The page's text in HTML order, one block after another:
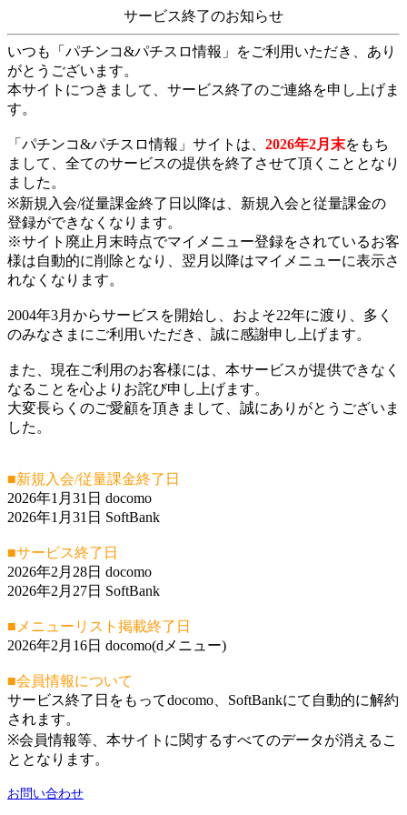
サービス終了のお知らせ
いつも「パチンコ&パチスロ情報」をご利用いただき、あり
がとうございます。
本サイトにつきまして、サービス終了のご連絡を申し上げま
す。
「パチンコ&パチスロ情報」サイトは、 2026年2月末をもち
まして、全てのサービスの提供を終了させて頂くこととなり
ました。
※新規入会/従量課金終了日以降は、新規入会と従量課金の
登録ができなくなります。
※サイト廃止月末時点でマイメニュー登録をされているお客
様は自動的に削除となり、翌月以降はマイメニューに表示さ
れなくなります。
2004年3月からサービスを開始し、およそ22年に渡り、多く
のみなさまにご利用いただき、誠に感謝申し上げます。
また、現在ご利用のお客様には、本サービスが提供できなく
なることを心よりお詫び申し上げます。
大変長らくのご愛顧を頂きまして、誠にありがとうございま
した。
■新規入会/従量課金終了日
2026年1月31日 docomo
2026年1月31日 SoftBank
■サービス終了日
2026年2月28日 docomo
2026年2月27日 SoftBank
■メニューリスト掲載終了日
2026年2月16日 docomo(dメニュー)
■会員情報について
サービス終了日をもってdocomo、SoftBankにて自動的に解約
されます。
※会員情報等、本サイトに関するすべてのデータが消えるこ
ととなります。
お問い合わせ